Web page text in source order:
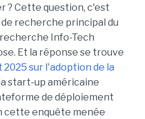
? Cette question, c'est
recherche principal du
Info-Tech
Et la réponse se trouve
sur l'adoption de la
start-up américaine
de déploiement
cette enquête menée